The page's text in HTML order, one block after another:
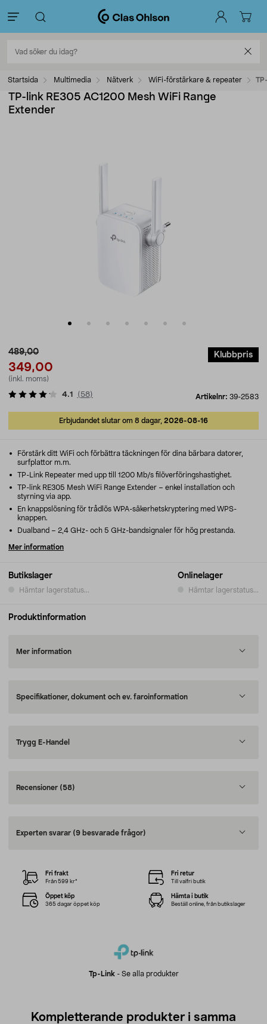
Startsida Multimedia Nätverk WiFi-förstärkare & repeater
TP-link RE305 AC1200 Mesh WiFi Range
Extender
489,00
349,00
(inkl. moms)
Klubbpris
Artikelnr: 39-2583
4.1 ( 58)
Erbjudandet slutar om 8 dagar, 2026-08-16
Butikslager
Hämtar lagerstatus...
Onlinelager
Hämtar lagerstatus...
Förstärk ditt WiFi och förbättra täckningen för dina bärbara datorer,
surfplattor m.m.
TP-Link Repeater med upp till 1200 Mb/s filöverföringshastighet.
TP-link RE305 Mesh WiFi Range Extender – enkel installation och
styrning via app.
En knappslösning för trådlös WPA-säkerhetskryptering med WPS-
knappen.
Dualband – 2,4 GHz- och 5 GHz-bandsignaler för hög prestanda.
Mer information
Produktinformation
Mer information
Specifikationer, dokument och ev. faroinformation
Trygg E-Handel
Recensioner (58)
Experten svarar (9 besvarade frågor)
Tp-Link- Se alla produkter
Fri frakt
Från 599 kr*
Fri retur
Till valfri butik
Öppet köp
365 dagar öppet köp
Hämta i butik
Beställ online, från butikslager
Kompletterande produkter i samma